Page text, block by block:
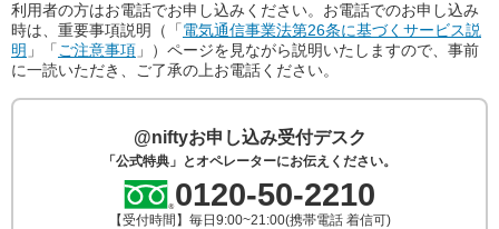
利用者の方はお電話でお申し込みください。お電話でのお申し込み
時は、重要事項説明（「電気通信事業法第26条に基づくサービス説
明 」「 ご注意事項 」）ページを見ながら説明いたしますので、事前
に一読いただき、ご了承の上お電話ください。
@niftyお申し込み受付デスク
「公式特典」とオペレーターにお伝えください。
0120-50-2210
【受付時間】毎日9:00~21:00(携帯電話 着信可)